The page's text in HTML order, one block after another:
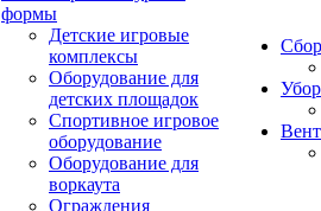
формы
Детские игровые
комплексы
Оборудование для
детских площадок
Спортивное игровое
оборудование
Оборудование для
воркаута
Ограждения